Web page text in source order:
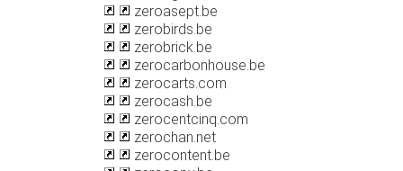
zeroasept.be
zerobirds.be
zerobrick.be
zerocarbonhouse.be
zerocarts.com
zerocash.be
zerocentcinq.com
zerochan.net
zerocontent.be